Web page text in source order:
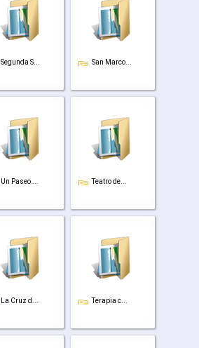
Segunda S... San Marco...
Un Paseo ... Teatro de...
La Cruz d... Terapia c...